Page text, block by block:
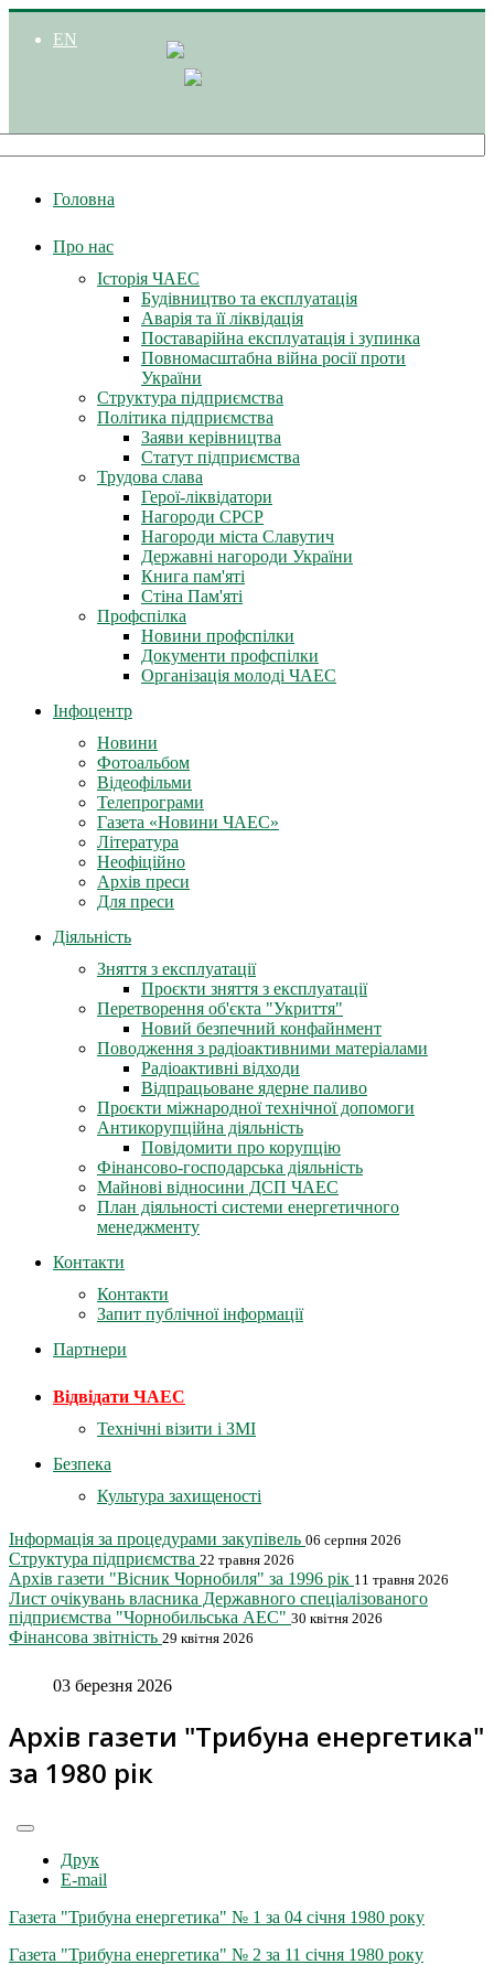
EN
Головна
Про нас
Історія ЧАЕС
Будівництво та експлуатація
Аварія та її ліквідація
Поставарійна експлуатація і зупинка
Повномасштабна війна росії проти
України
Структура підприємства
Політика підприємства
Заяви керівництва
Статут підприємства
Трудова слава
Герої-ліквідатори
Нагороди СРСР
Нагороди міста Славутич
Державні нагороди України
Книга пам'яті
Стіна Пам'яті
Профспілка
Новини профспілки
Документи профспілки
Організація молоді ЧАЕС
Інфоцентр
Новини
Фотоальбом
Відеофільми
Телепрограми
Газета «Новини ЧАЕС»
Література
Неофіційно
Архів преси
Для преси
Діяльність
Зняття з експлуатації
Проєкти зняття з експлуатації
Перетворення об'єкта "Укриття"
Новий безпечний конфайнмент
Поводження з радіоактивними матеріалами
Радіоактивні відходи
Відпрацьоване ядерне паливо
Проєкти міжнародної технічної допомоги
Антикорупційна діяльність
Повідомити про корупцію
Фінансово-господарська діяльність
Майнові відносини ДСП ЧАЕС
План діяльності системи енергетичного
менеджменту
Контакти
Контакти
Запит публічної інформації
Партнери
Відвідати ЧАЕС
Технічні візити і ЗМІ
Безпека
Культура захищеності
Інформація за процедурами закупівель 06 серпня 2026
Структура підприємства 22 травня 2026
Архів газети "Вісник Чорнобиля" за 1996 рік 11 травня 2026
Лист очікувань власника Державного спеціалізованого
підприємства "Чорнобильська АЕС" 30 квітня 2026
Фінансова звітність 29 квітня 2026
03 березня 2026
Архів газети "Трибуна енергетика"
за 1980 рік
Друк
E-mail
Газета "Трибуна енергетика" № 1 за 04 січня 1980 року
Газета "Трибуна енергетика" № 2 за 11 січня 1980 року